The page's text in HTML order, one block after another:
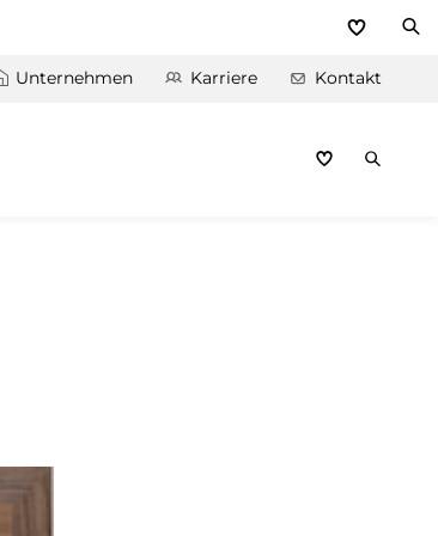
Unternehmen Karriere Kontakt